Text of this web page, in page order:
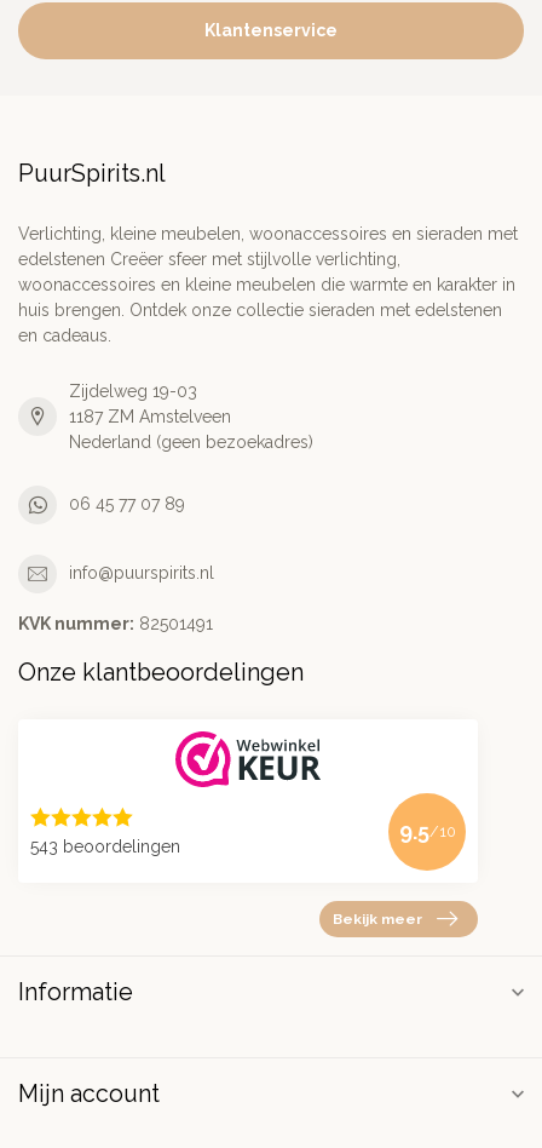
Klantenservice
PuurSpirits.nl
Verlichting, kleine meubelen, woonaccessoires en sieraden met
edelstenen Creëer sfeer met stijlvolle verlichting,
woonaccessoires en kleine meubelen die warmte en karakter in
huis brengen. Ontdek onze collectie sieraden met edelstenen
en cadeaus.
Zijdelweg 19-03
1187 ZM Amstelveen
Nederland (geen bezoekadres)
06 45 77 07 89
info@puurspirits.nl
KVK nummer: 82501491
Onze klantbeoordelingen
543 beoordelingen
9.5/10
Bekijk meer
Informatie
Mijn account